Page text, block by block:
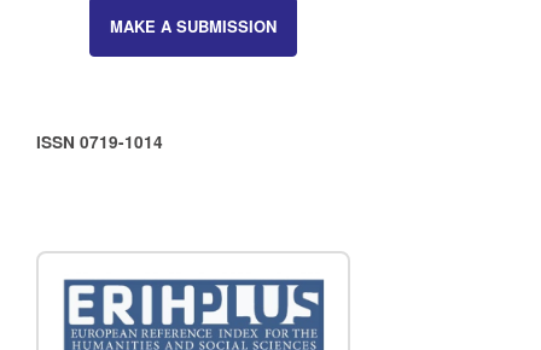
MAKE A SUBMISSION
ISSN 0719-1014